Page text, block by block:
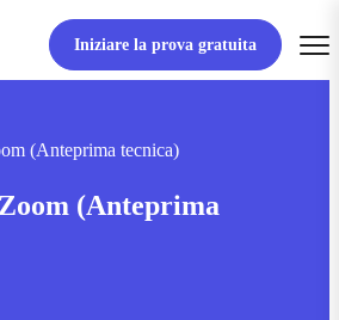
Iniziare la prova gratuita
Zoom (Anteprima tecnica)
(Anteprima